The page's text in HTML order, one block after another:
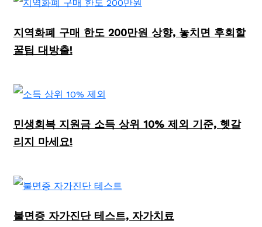
지역화폐 구매 한도 200만원 상향, 놓치면 후회할
꿀팁 대방출!
민생회복 지원금 소득 상위 10% 제외 기준, 헷갈
리지 마세요!
불면증 자가진단 테스트, 자가치료